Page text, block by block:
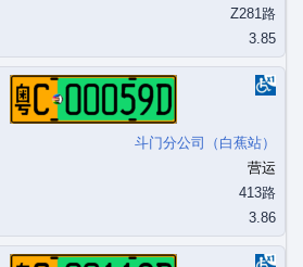
Z281路
3.85
斗门分公司（白蕉站）
营运
413路
3.86